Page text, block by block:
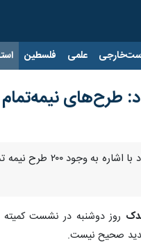
علمی فلسطین
با پیشرفت ۸۰
گناباد-ایرنا-
روز دوشنبه در نشست کمیته
صحیح نیست.